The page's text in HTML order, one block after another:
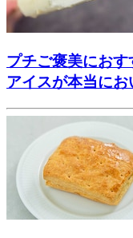
プチご褒美にお
アイスが本当にお